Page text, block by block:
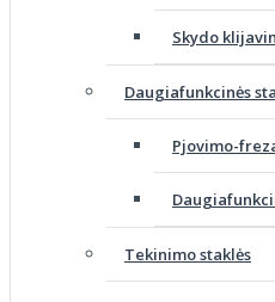
Skydo
Daugiafunkcinės
Pjovimo-
Tekinimo staklės